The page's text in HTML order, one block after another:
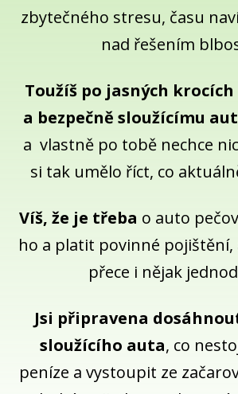
zbytečného stresu, času
nad řešením
Toužíš po jasných
a bezpečně sloužícímu
a vlastně po tobě nechce
si tak umělo říct, co
Víš, že je třeba o auto
ho a platit povinné
přece i nějak
Jsi připravena
sloužícího auta, co
peníze a vystoupit ze